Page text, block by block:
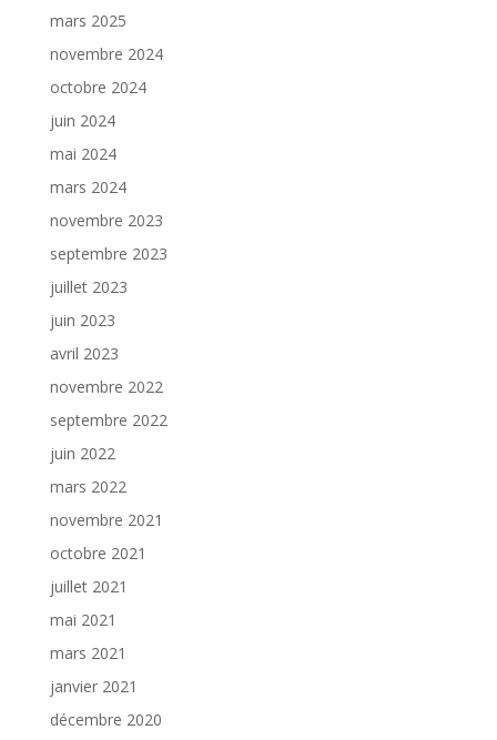
mars 2025
novembre 2024
octobre 2024
juin 2024
mai 2024
mars 2024
novembre 2023
septembre 2023
juillet 2023
juin 2023
avril 2023
novembre 2022
septembre 2022
juin 2022
mars 2022
novembre 2021
octobre 2021
juillet 2021
mai 2021
mars 2021
janvier 2021
décembre 2020